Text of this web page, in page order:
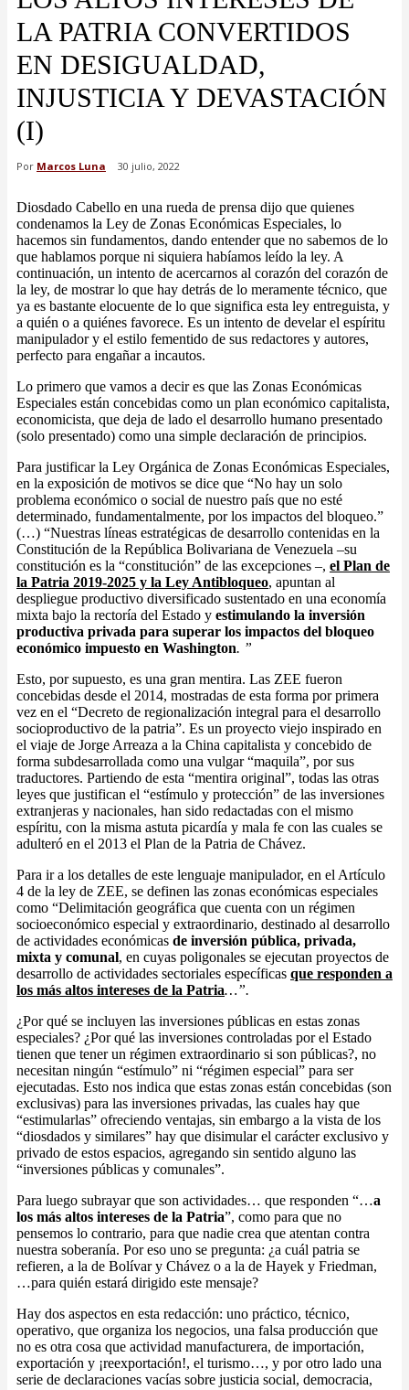
LA PATRIA CONVERTIDOS
EN DESIGUALDAD,
INJUSTICIA Y DEVASTACIÓN
(I)
Por Marcos Luna 30 julio, 2022
Diosdado Cabello en una rueda de prensa dijo que quienes
condenamos la Ley de Zonas Económicas Especiales, lo
hacemos sin fundamentos, dando entender que no sabemos de lo
que hablamos porque ni siquiera habíamos leído la ley. A
continuación, un intento de acercarnos al corazón del corazón de
la ley, de mostrar lo que hay detrás de lo meramente técnico, que
ya es bastante elocuente de lo que significa esta ley entreguista, y
a quién o a quiénes favorece. Es un intento de develar el espíritu
manipulador y el estilo fementido de sus redactores y autores,
perfecto para engañar a incautos.
Lo primero que vamos a decir es que las Zonas Económicas
Especiales están concebidas como un plan económico capitalista,
economicista, que deja de lado el desarrollo humano presentado
(solo presentado) como una simple declaración de principios.
Para justificar la Ley Orgánica de Zonas Económicas Especiales,
en la exposición de motivos se dice que “No hay un solo
problema económico o social de nuestro país que no esté
determinado, fundamentalmente, por los impactos del bloqueo.”
(…) “Nuestras líneas estratégicas de desarrollo contenidas en la
Constitución de la República Bolivariana de Venezuela –su
constitución es la “constitución” de las excepciones –, el Plan de
la Patria 2019-2025 y la Ley Antibloqueo, apuntan al
despliegue productivo diversificado sustentado en una economía
mixta bajo la rectoría del Estado y estimulando la inversión
productiva privada para superar los impactos del bloqueo
económico impuesto en Washington. ”
Esto, por supuesto, es una gran mentira. Las ZEE fueron
concebidas desde el 2014, mostradas de esta forma por primera
vez en el “Decreto de regionalización integral para el desarrollo
socioproductivo de la patria”. Es un proyecto viejo inspirado en
el viaje de Jorge Arreaza a la China capitalista y concebido de
forma subdesarrollada como una vulgar “maquila”, por sus
traductores. Partiendo de esta “mentira original”, todas las otras
leyes que justifican el “estímulo y protección” de las inversiones
extranjeras y nacionales, han sido redactadas con el mismo
espíritu, con la misma astuta picardía y mala fe con las cuales se
adulteró en el 2013 el Plan de la Patria de Chávez.
Para ir a los detalles de este lenguaje manipulador, en el Artículo
4 de la ley de ZEE, se definen las zonas económicas especiales
como “Delimitación geográfica que cuenta con un régimen
socioeconómico especial y extraordinario, destinado al desarrollo
de actividades económicas de inversión pública, privada,
mixta y comunal, en cuyas poligonales se ejecutan proyectos de
desarrollo de actividades sectoriales específicas que responden a
los más altos intereses de la Patria…”.
¿Por qué se incluyen las inversiones públicas en estas zonas
especiales? ¿Por qué las inversiones controladas por el Estado
tienen que tener un régimen extraordinario si son públicas?, no
necesitan ningún “estímulo” ni “régimen especial” para ser
ejecutadas. Esto nos indica que estas zonas están concebidas (son
exclusivas) para las inversiones privadas, las cuales hay que
“estimularlas” ofreciendo ventajas, sin embargo a la vista de los
“diosdados y similares” hay que disimular el carácter exclusivo y
privado de estos espacios, agregando sin sentido alguno las
“inversiones públicas y comunales”.
Para luego subrayar que son actividades… que responden “…a
los más altos intereses de la Patria”, como para que no
pensemos lo contrario, para que nadie crea que atentan contra
nuestra soberanía. Por eso uno se pregunta: ¿a cuál patria se
refieren, a la de Bolívar y Chávez o a la de Hayek y Friedman,
…para quién estará dirigido este mensaje?
Hay dos aspectos en esta redacción: uno práctico, técnico,
operativo, que organiza los negocios, una falsa producción que
no es otra cosa que actividad manufacturera, de importación,
exportación y ¡reexportación!, el turismo…, y por otro lado una
serie de declaraciones vacías sobre justicia social, democracia,